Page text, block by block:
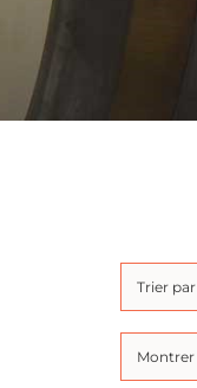
Trier par
Montrer